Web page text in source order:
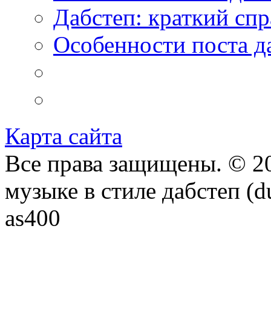
Дабстеп: краткий
Особенности поста
Карта сайта
Все права защищены. ©
музыке в стиле дабстеп
as400